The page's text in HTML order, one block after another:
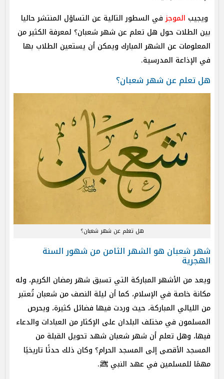
ويجيب الموجزفي السطور التالية عن التساؤل المنتشر حاليا
بين الطلات حول هل تعلم عن شهر شعبان؟ لمعرفة الكثير من
المعلومات عن الشهر المبارك ويمكن أن يستعين الطلاب بها
في الإذاعة المدرسية.
هل تعلم عن شهر شعبان؟
هل تعلم عن شهر شعبان؟
شهر شعبان هو الشهر الثامن من شهور السنة
الهجرية
ويعد من الأشهر المباركة التي تسبق شهر رمضان الكريم، وله
مكانة خاصة في الإسلام، كما أن ليلة النصف من شعبان تُعتبر
من الليالي المباركة، حيث وردت فيها فضائل كثيرة، ويحرص
المسلمون في مختلف البلدان على الإكثار من العبادات والدعاء
فيها، وهل تعلم أن شهر شعبان شهد تحويل القبلة من
المسجد الأقصى إلى المسجد الحرام؟ وكان ذلك حدثًا تاريخيًا
مهمًا للمسلمين في عهد النبي ﷺ.